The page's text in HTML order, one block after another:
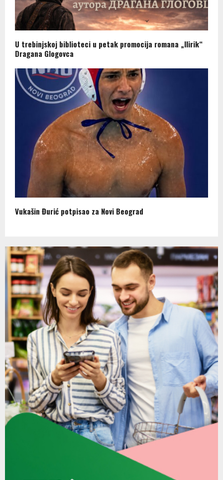
U trebinjskoj biblioteci u petak promocija romana „Ilirik“
Dragana Glogovca
Vukašin Đurić potpisao za Novi Beograd